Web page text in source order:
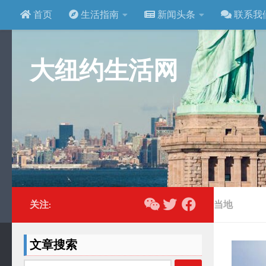
跳至内容
首页 生活指南 新闻头条 联系我
大纽约生活网
当地
关注:
文章搜索